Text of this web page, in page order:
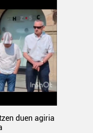
duen agiria